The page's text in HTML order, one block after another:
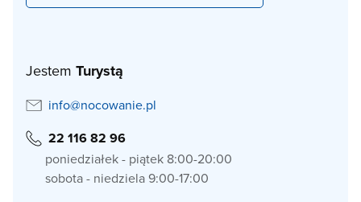
Jestem Turystą
info@nocowanie.pl
22 116 82 96
poniedziałek - piątek 8:00-20:00
sobota - niedziela 9:00-17:00